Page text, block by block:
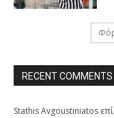
RECENT COMMENTS
Stathis Avgoustiniatos επί